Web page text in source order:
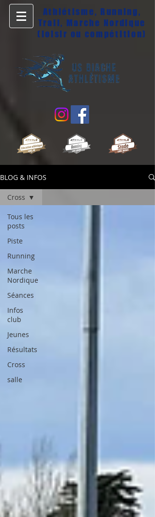
Athlétisme, Running,
Trail, Marche Nordique
(loisir ou compétition)
BLOG & INFOS
Tous les
posts
Piste
Running
Marche
Nordique
Séances
Infos
club
Jeunes
Résultats
Cross
salle
Cross